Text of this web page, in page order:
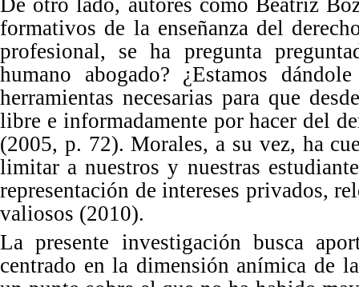
formativos de la enseñanza del
profesional, se ha pregunta
humano abogado? ¿Estamos d
herramientas necesarias para que
libre e informadamente por hacer del
(2005, p. 72). Morales, a su vez, ha
limitar a nuestros y nuestras
representación de intereses privados,
valiosos (2010).
La presente investigación busca
centrado en la dimensión anímica de